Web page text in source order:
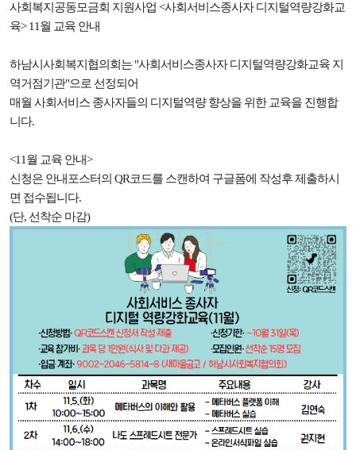
사회복지공동모금회 지원사업 <사회서비스종사자 디지털역량강화교
육> 11월 교육 안내
하남시사회복지협의회는 "사회서비스종사자 디지털역량강화교육 지
역거점기관"으로 선정되어
매월 사회서비스 종사자들의 디지털역량 향상을 위한 교육을 진행합
니다.
<11월 교육 안내>
신청은 안내포스터의 QR코드를 스캔하여 구글폼에 작성후 제출하시
면 접수됩니다.
(단, 선착순 마감)